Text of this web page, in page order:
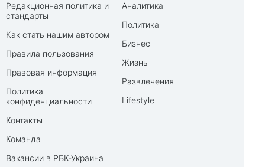
Редакционная политика и
стандарты
Как стать нашим автором
Правила пользования
Правовая информация
Политика
конфиденциальности
Контакты
Команда
Вакансии в РБК-Украина
Аналитика
Политика
Бизнес
Жизнь
Развлечения
Lifestyle